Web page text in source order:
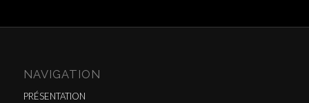
NAVIGATION
PRÉSENTATION